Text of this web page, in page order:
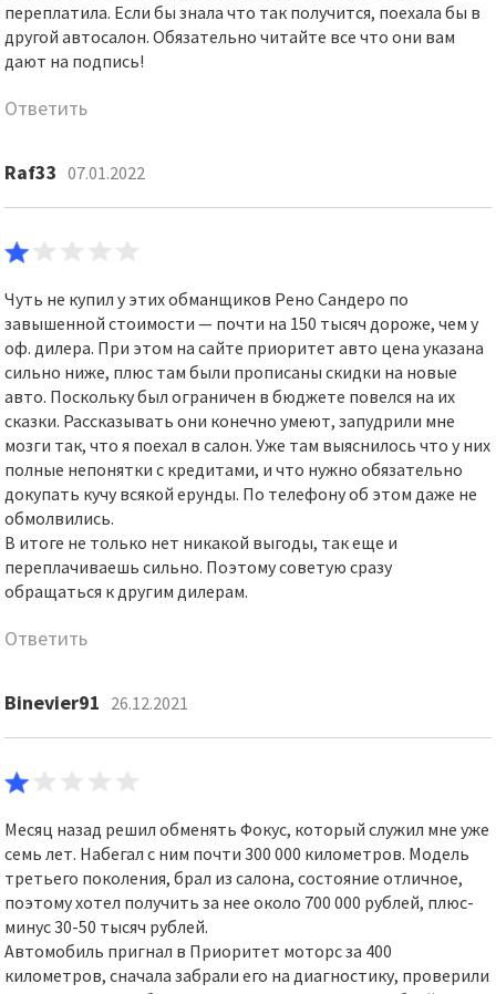
переплатила. Если бы знала что так получится, поехала бы в
другой автосалон. Обязательно читайте все что они вам
дают на подпись!
Ответить
Raf33 07.01.2022
Чуть не купил у этих обманщиков Рено Сандеро по
завышенной стоимости — почти на 150 тысяч дороже, чем у
оф. дилера. При этом на сайте приоритет авто цена указана
сильно ниже, плюс там были прописаны скидки на новые
авто. Поскольку был ограничен в бюджете повелся на их
сказки. Рассказывать они конечно умеют, запудрили мне
мозги так, что я поехал в салон. Уже там выяснилось что у них
полные непонятки с кредитами, и что нужно обязательно
докупать кучу всякой ерунды. По телефону об этом даже не
обмолвились.
В итоге не только нет никакой выгоды, так еще и
переплачиваешь сильно. Поэтому советую сразу
обращаться к другим дилерам.
Ответить
Binevier91 26.12.2021
Месяц назад решил обменять Фокус, который служил мне уже
семь лет. Набегал с ним почти 300 000 километров. Модель
третьего поколения, брал из салона, состояние отличное,
поэтому хотел получить за нее около 700 000 рублей, плюс-
минус 30-50 тысяч рублей.
Автомобиль пригнал в Приоритет моторс за 400
километров, сначала забрали его на диагностику, проверили